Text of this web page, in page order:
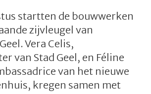
startten de bouwwerken
zijvleugel van
Vera Celis,
van Stad Geel, en Féline
van het nieuwe
kregen samen met